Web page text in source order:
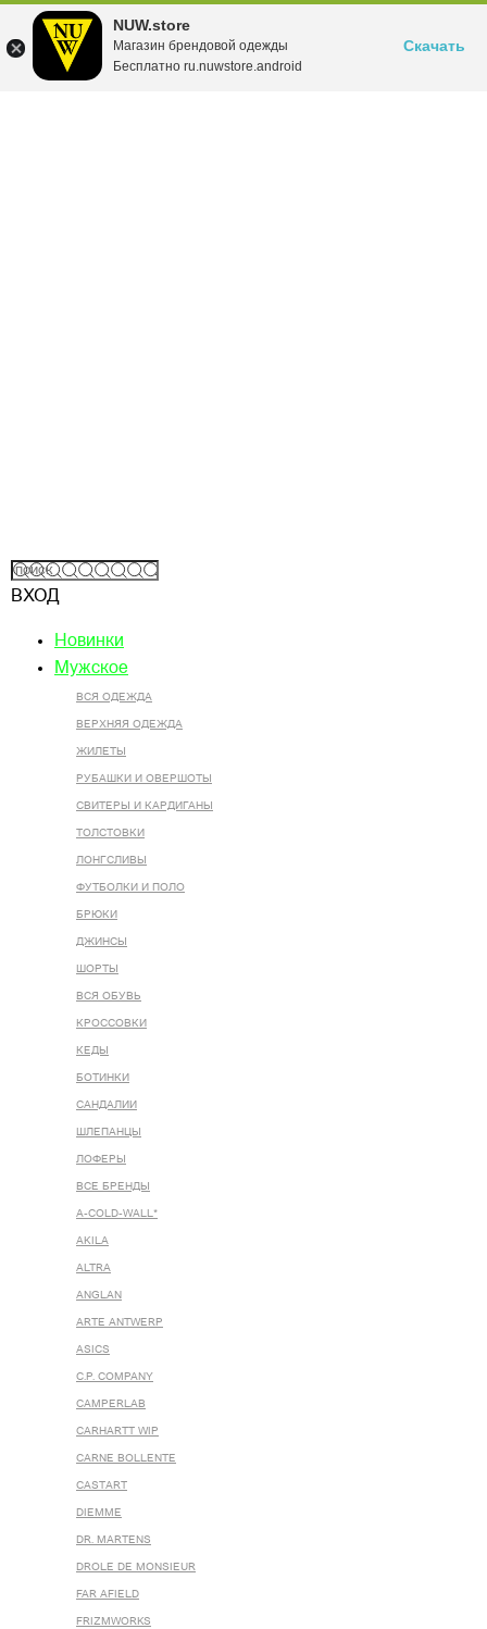
NUW.store
Магазин брендовой одежды
Бесплатно ru.nuwstore.android
Скачать
ВХОД
Новинки
Мужское
ВСЯ ОДЕЖДА
ВЕРХНЯЯ ОДЕЖДА
ЖИЛЕТЫ
РУБАШКИ И ОВЕРШОТЫ
СВИТЕРЫ И КАРДИГАНЫ
ТОЛСТОВКИ
ЛОНГСЛИВЫ
ФУТБОЛКИ И ПОЛО
БРЮКИ
ДЖИНСЫ
ШОРТЫ
ВСЯ ОБУВЬ
КРОССОВКИ
КЕДЫ
БОТИНКИ
САНДАЛИИ
ШЛЕПАНЦЫ
ЛОФЕРЫ
ВСЕ БРЕНДЫ
A-COLD-WALL*
AKILA
ALTRA
ANGLAN
ARTE ANTWERP
ASICS
C.P. COMPANY
CAMPERLAB
CARHARTT WIP
CARNE BOLLENTE
CASTART
DIEMME
DR. MARTENS
DROLE DE MONSIEUR
FAR AFIELD
FRIZMWORKS